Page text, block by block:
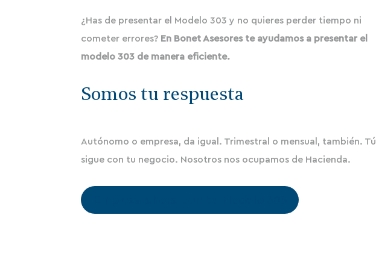
¿Has de presentar el Modelo 303 y no quieres perder tiempo ni
cometer errores? En Bonet Asesores te ayudamos a presentar el
modelo 303 de manera eficiente.
Somos tu respuesta
Autónomo o empresa, da igual. Trimestral o mensual, también. Tú
sigue con tu negocio. Nosotros nos ocupamos de Hacienda.